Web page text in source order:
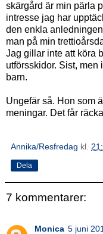
skärgård är min pärla
intresse jag har
den enkla
man på min
Jag gillar inte att köra
utförsskidor. Sist,
barn.
Ungefär så. Hon som
meningar. Det får
Annika/Resfredag kl.
Dela
7 kommentarer:
Monica 5 juni